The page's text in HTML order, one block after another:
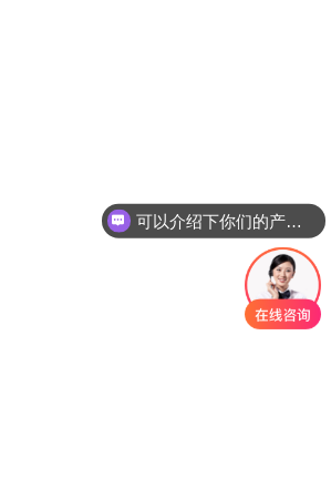
你们是怎么收费的呢